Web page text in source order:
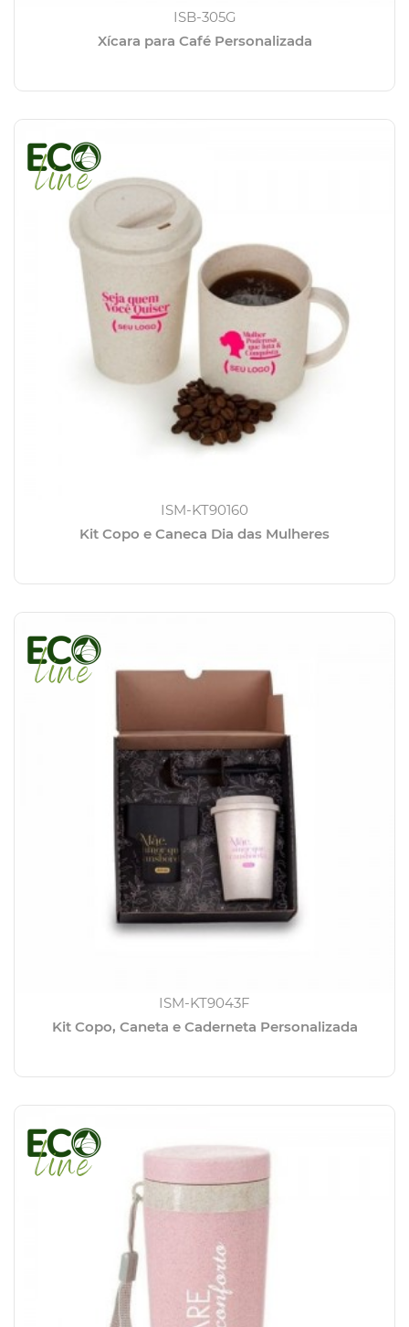
ISB-305G
Xícara para Café Personalizada
ISM-KT90160
Kit Copo e Caneca Dia das Mulheres
ISM-KT9043F
Kit Copo, Caneta e Caderneta Personalizada